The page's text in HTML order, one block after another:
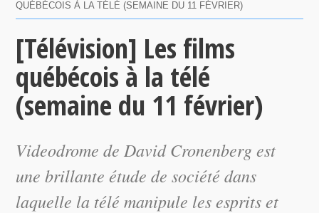
QUÉBÉCOIS À LA TÉLÉ (SEMAINE DU 11 FÉVRIER)
[Télévision] Les films
québécois à la télé
(semaine du 11 février)
Videodrome de David Cronenberg est
une brillante étude de société dans
laquelle la télé manipule les esprits et